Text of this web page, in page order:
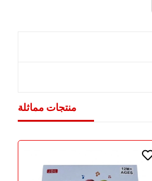
منتجات مماثلة